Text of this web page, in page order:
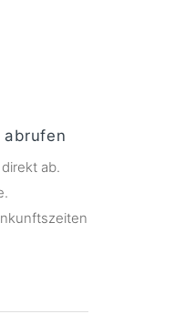
abrufen
ab.